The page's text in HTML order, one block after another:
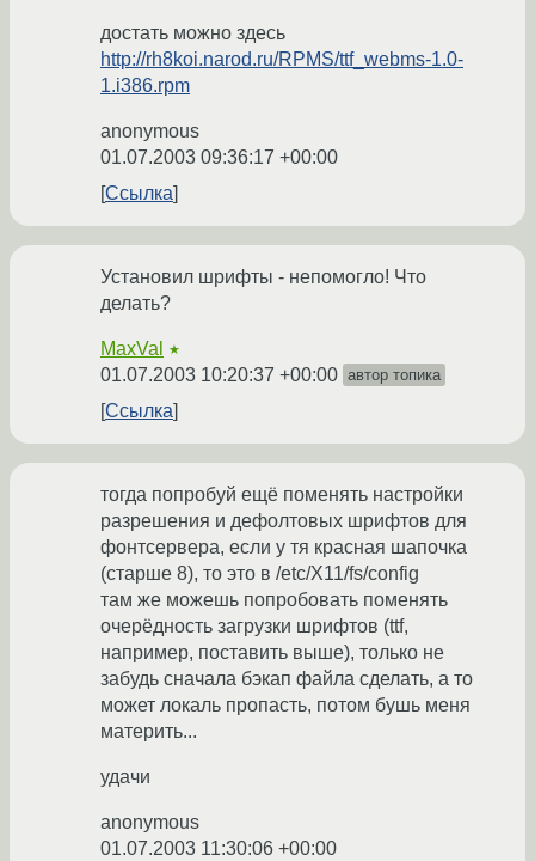
достать можно здесь
http://rh8koi.narod.ru/RPMS/ttf_webms-1.0-
1.i386.rpm
anonymous
01.07.2003 09:36:17 +00:00
Ссылка
Установил шрифты - непомогло! Что
делать?
MaxVal ★
01.07.2003 10:20:37 +00:00 автор топика
Ссылка
тогда попробуй ещё поменять настройки
разрешения и дефолтовых шрифтов для
фонтсервера, если у тя красная шапочка
(старше 8), то это в /etc/X11/fs/config
там же можешь попробовать поменять
очерёдность загрузки шрифтов (ttf,
например, поставить выше), только не
забудь сначала бэкап файла сделать, а то
может локаль пропасть, потом бушь меня
материть...
удачи
anonymous
01.07.2003 11:30:06 +00:00